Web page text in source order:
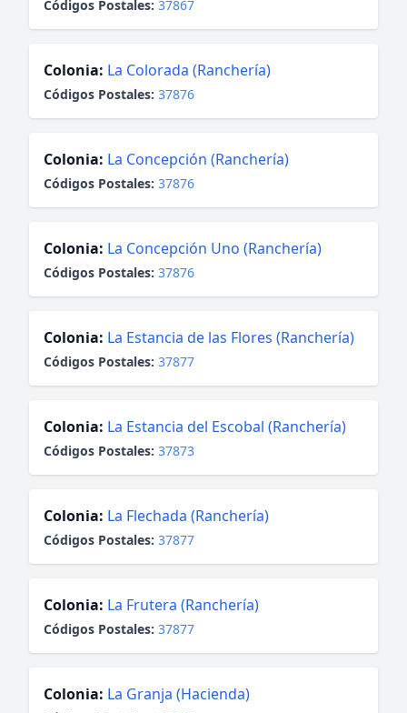
Códigos Postales: 37867
Colonia: La Colorada (Ranchería)
Códigos Postales: 37876
Colonia: La Concepción (Ranchería)
Códigos Postales: 37876
Colonia: La Concepción Uno (Ranchería)
Códigos Postales: 37876
Colonia: La Estancia de las Flores (Ranchería)
Códigos Postales: 37877
Colonia: La Estancia del Escobal (Ranchería)
Códigos Postales: 37873
Colonia: La Flechada (Ranchería)
Códigos Postales: 37877
Colonia: La Frutera (Ranchería)
Códigos Postales: 37877
Colonia: La Granja (Hacienda)